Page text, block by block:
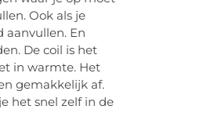
Ook als je
En
De coil is het
in warmte. Het
gemakkelijk af.
het snel zelf in de